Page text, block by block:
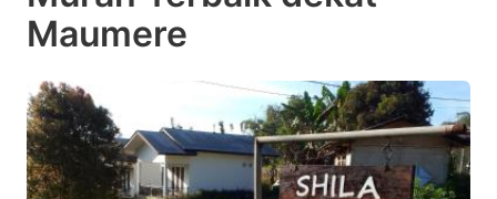
question
key
to
get
mark
key
to
get
Maumere